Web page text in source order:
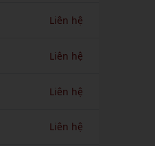
Liên hệ
Liên hệ
Liên hệ
Liên hệ